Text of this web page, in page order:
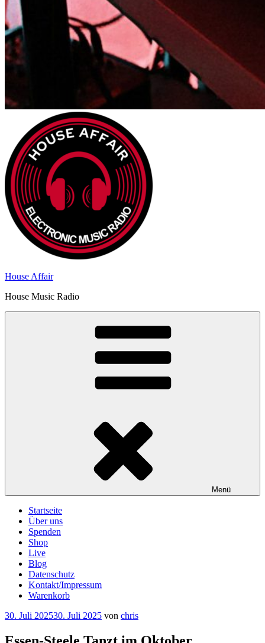
House Affair
House Music Radio
Menü
Startseite
Über uns
Spenden
Shop
Live
Blog
Datenschutz
Kontakt/Impressum
Warenkorb
Veröffentlicht
30. Juli 202530. Juli 2025 von chris